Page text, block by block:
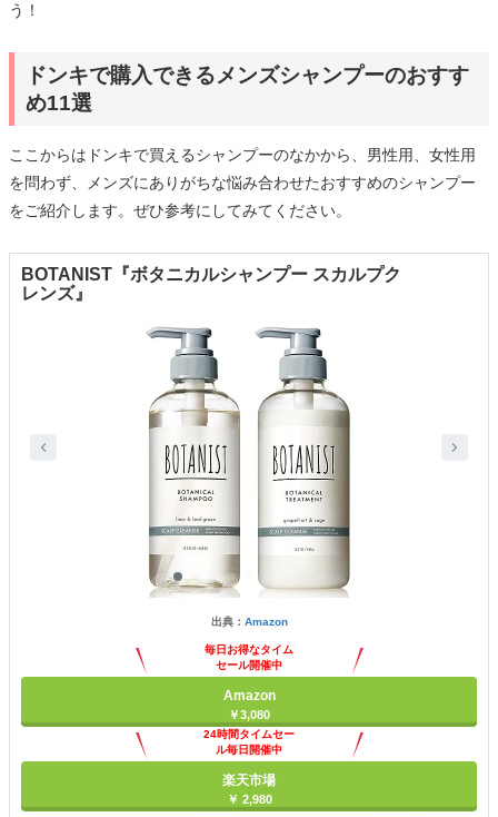
う！
ドンキで購入できるメンズシャンプーのおすす
め11選
ここからはドンキで買えるシャンプーのなかから、男性用、女性用
を問わず、メンズにありがちな悩み合わせたおすすめのシャンプー
をご紹介します。ぜひ参考にしてみてください。
BOTANIST『ボタニカルシャンプー スカルプク
レンズ』
出典： Amazon
毎日お得なタイム
セール開催中
Amazon
￥3,080
24時間タイムセー
ル毎日開催中
楽天市場
￥ 2,980